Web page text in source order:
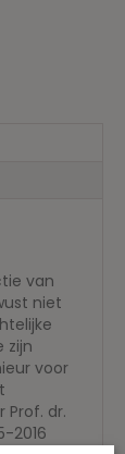
van
niet
zijn
voor
Prof. dr.
2016